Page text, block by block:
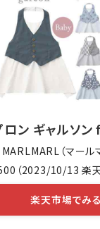
ロン ギャルソ
MARLMARL（マール
（2023/10/13 楽天
楽天市場でみる